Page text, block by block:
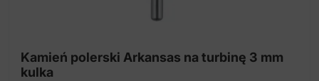
Szczoteczki polerowania na kątnicę
Trzystopniowy gumki do polerowania amalgamatu
Kamień polerski Arkansas na turbinę 3 mm
kulka